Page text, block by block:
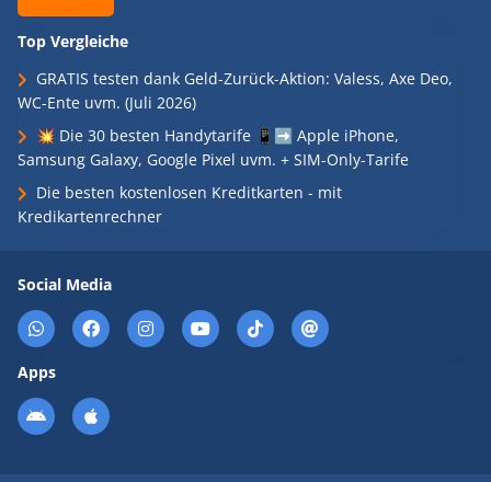
Top Vergleiche
GRATIS testen dank Geld-Zurück-Aktion: Valess, Axe Deo,
WC-Ente uvm. (Juli 2026)
💥 Die 30 besten Handytarife 📱➡️ Apple iPhone,
Samsung Galaxy, Google Pixel uvm. + SIM-Only-Tarife
Die besten kostenlosen Kreditkarten - mit
Kredikartenrechner
Social Media
Apps